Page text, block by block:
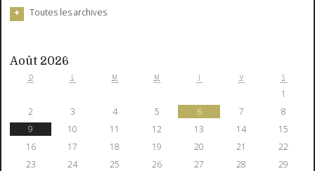
Toutes les archives
Août 2026
D L M M J V S
1
2
3 4 5 6 7
8
9
10 11 12 13 14
15
16
17 18 19 20 21
22
23
24 25 26 27 28
29